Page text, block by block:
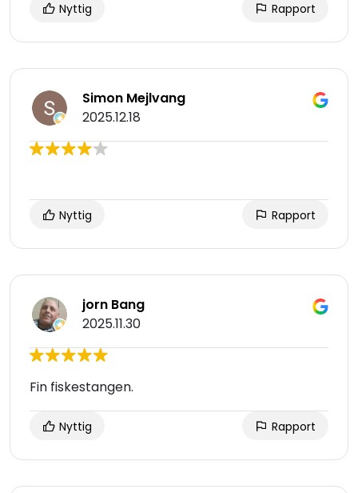
Nyttig Rapport
Simon Mejlvang
2025.12.18
Nyttig Rapport
jorn Bang
2025.11.30
Fin fiskestangen.
Nyttig Rapport